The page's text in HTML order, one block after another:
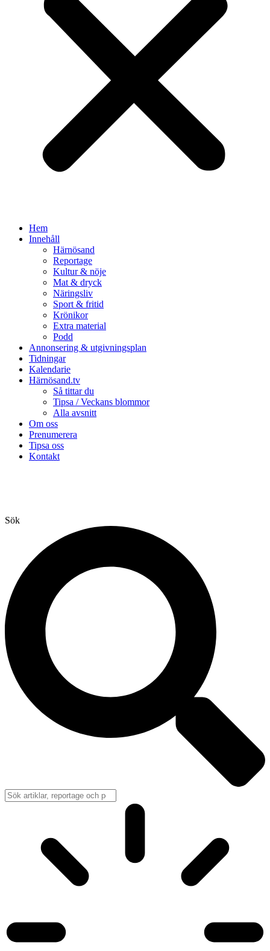
Hem
Innehåll
Härnösand
Reportage
Kultur & nöje
Mat & dryck
Näringsliv
Sport & fritid
Krönikor
Extra material
Podd
Annonsering & utgivningsplan
Tidningar
Kalendarie
Härnösand.tv
Så tittar du
Tipsa / Veckans blommor
Alla avsnitt
Om oss
Prenumerera
Tipsa oss
Kontakt
Sök